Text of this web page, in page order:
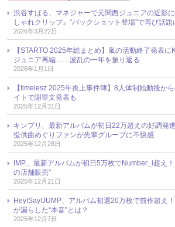
渋谷すばる、マネジャーで元関西ジュニアの近影
しゃれクリップ』“バックショット登場”で再び話題
2026年3月22日
【STARTO 2025年総まとめ】嵐の活動終了発表に
ジュニア再編……波乱の一年を振り返る
2026年1月1日
【timelesz 2025年炎上事件簿】8人体制始動後
イトで謝罪文発表も
2025年12月31日
キンプリ、最新アルバムが初日22万超えの好調
提供曲めぐりファンが先輩グループに不快感
2025年12月28日
IMP.、最新アルバムが初日5万枚でNumber_i超え
の店舗販売”
2025年12月21日
Hey!Say!JUMP、アルバム初週20万枚で前作超え
が漏らした“本音”とは？
2025年12月7日